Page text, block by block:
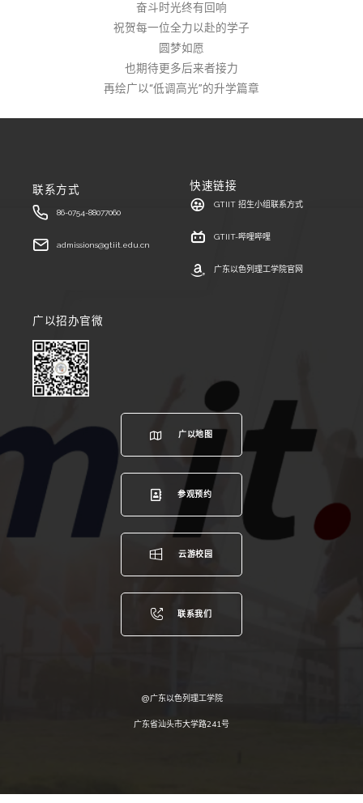
奋斗时光终有回响
祝贺每一位全力以赴的学子
圆梦如愿
也期待更多后来者接力
再绘广以“低调高光”的升学篇章
联系方式
86-0754-88077060
admissions@gtiit.edu.cn
快速链接
GTIIT 招生小组联系方式
GTIIT-哔哩哔哩
广东以色列理工学院官网
广以招办官微
广以地图
参观预约
云游校园
联系我们
@广东以色列理工学院
广东省汕头市大学路241号